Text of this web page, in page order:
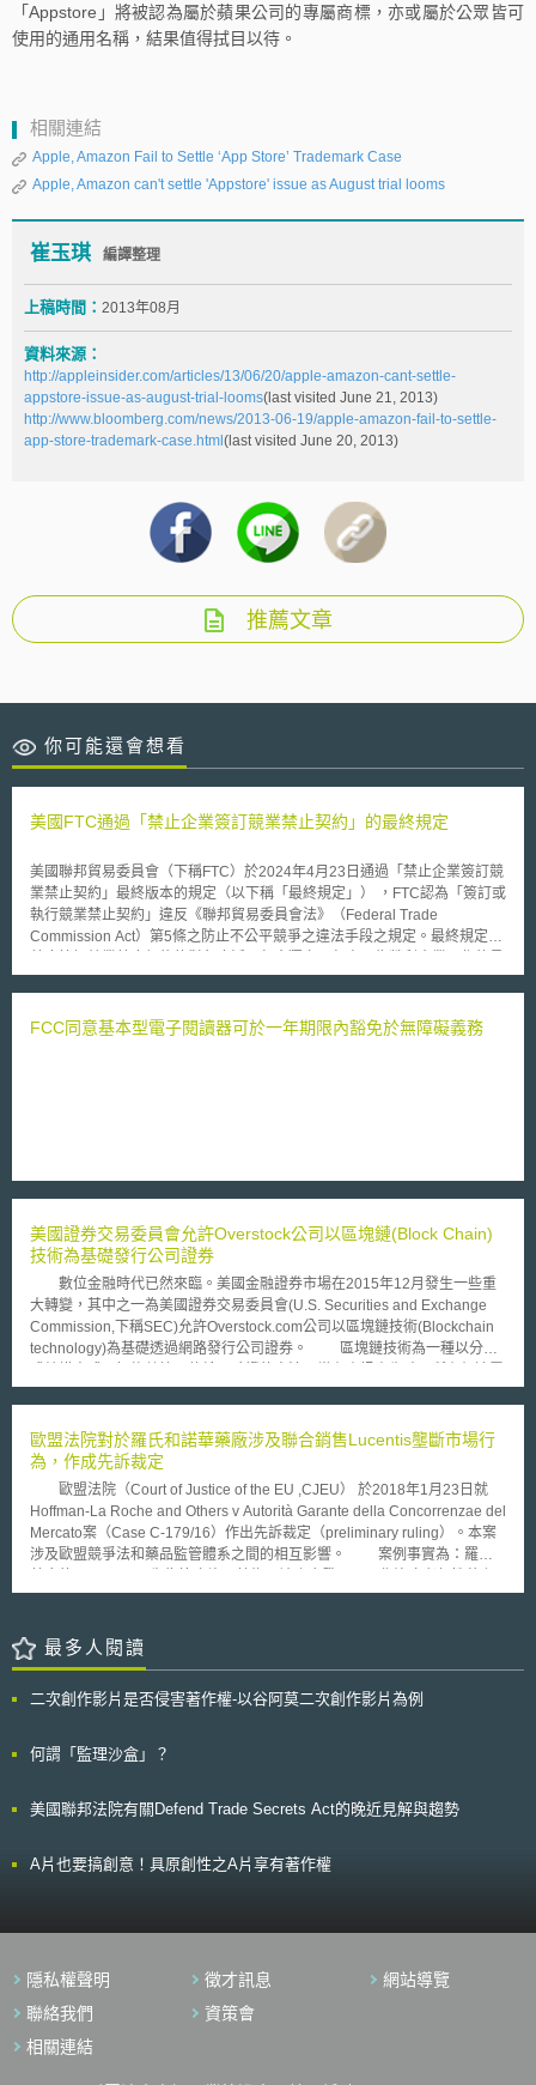
「Appstore」將被認為屬於蘋果公司的專屬商標，亦或屬於公眾皆可
使用的通用名稱，結果值得拭目以待。
相關連結
Apple, Amazon Fail to Settle ‘App Store’ Trademark Case
Apple, Amazon can't settle 'Appstore' issue as August trial looms
崔玉琪 編譯整理
上稿時間： 2013年08月
資料來源：
http://appleinsider.com/articles/13/06/20/apple-amazon-cant-settle-
appstore-issue-as-august-trial-looms(last visited June 21, 2013)
http://www.bloomberg.com/news/2013-06-19/apple-amazon-fail-to-settle-
app-store-trademark-case.html(last visited June 20, 2013)
推薦文章
你可能還會想看
美國FTC通過「禁止企業簽訂競業禁止契約」的最終規定
美國聯邦貿易委員會（下稱FTC）於2024年4月23日通過「禁止企業簽訂競
業禁止契約」最終版本的規定（以下稱「最終規定」） ，FTC認為「簽訂或
執行競業禁止契約」違反《聯邦貿易委員會法》（Federal Trade
Commission Act）第5條之防止不公平競爭之違法手段之規定。最終規定所
工，並將可能取代其他規範競業禁止契約效力之州法。不過，尚有部分情形
屬有效，而高階主管被定義為「年收入超過 151,164 美元（約新臺幣
關注。 為因應FTC大範圍禁止簽訂競業禁止契約之法制方向，建議公司可參
考資策會科法所發布之「營業秘密保護管理規範」以系統性方式檢視不同面
向的既有管理作法，如人員面、內容面等，以落實對於營業秘密的保護。 1.
關於文件的管理建議 先盤點紙本及數位機密文件；再設定文件之接觸權
限。 2.關於人員的管理建議 留意人員的智財教育訓練；人員的保密或智財
權歸屬契約，確保契約約定已納入公司想保護的機密資訊，比如客戶或供應
商名單及聯絡資訊、產品規格、製程等；以及離職管理。 本文同步刊登於
TIPS網站（https://www.tips.org.tw）。
FCC同意基本型電子閱讀器可於一年期限內豁免於無障礙義務
美國證券交易委員會允許Overstock公司以區塊鏈(Block Chain)
技術為基礎發行公司證券
數位金融時代已然來臨。美國金融證券市場在2015年12月發生一些重
大轉變，其中之一為美國證券交易委員會(U.S. Securities and Exchange
Commission,下稱SEC)允許Overstock.com公司以區塊鏈技術(Blockchain
technology)為基礎透過網路發行公司證券。 區塊鏈技術為一種以分散
腦會共同驗證該資訊之真實性。驗證該資料具真實性後會寫入區塊鏈，並產
可達到去中心化效果，以此降低資料遭駭客攻擊或竄改之風險，提升資訊安
全。 二、驗證機制：可提供所有參與者共同驗證資料真實性，打造安全可
合上述三點，區塊鏈技術受到市場極大的關注。為提升資訊安全與降低交易
成本及因應數位金融時代，金融業者嘗試將區塊鏈技術應用於股票、債券或
是有價證券交易市場，期望可完善金融交易環境。 雖然區塊鏈技術潛
在市場龐大，但Overstock公司也在向SEC申請允許以區塊鏈技術發行證券
交易，從中減少中間商控制市場的空間，並減少賣空之套利行為。 但
是，將區塊鏈技術應用於數位金融或許將衍生金融法規相關問題。因為金融
法規針對不同類型金融商品，有相關規範管制。若應用區塊鏈技術於相關金
主管機關須思考如何規範並控管市場。因此，金融法規將勢必隨之調整以符
歐盟法院對於羅氏和諾華藥廠涉及聯合銷售Lucentis壟斷市場行
為，作成先訴裁定
歐盟法院（Court of Justice of the EU ,CJEU） 於2018年1月23日就
Hoffman-La Roche and Others v Autorità Garante della Concorrenzae del
Mercato案（Case C-179/16）作出先訴裁定（preliminary ruling）。本案
涉及歐盟競爭法和藥品監管體系之間的相互影響。 案例事實為：羅氏
部病變（AMD），但並未經正式核准用於治療AMD，屬於仿單標示外藥物
治療 AMD的眼內注射藥物。 其中，諾華持有羅氏超過33%的股份，
Avastin雖與Lucentis作用機理相似，但Lucentis價格卻相對昂貴，銷售方式
響、降低Avastin的需求量及阻礙其分銷，雙方協議，對外聲稱兩種藥物含
的不實資訊。 2014年時，義大利競爭法主管機關（Autori tà Garante
European Union, TFEU）第101（1）條，因而裁罰兩家藥廠。 羅氏和
Court, Lazio）提起訴訟尋求救濟，遭到駁回；羅氏和諾華繼而向義大利國
務委員會（Council of State）提出上訴，義大利國務委員會將此案提交歐盟
合製造和銷售的規定，原則上屬於同一個相關市場。只要滿足其他要件，上
市許可藥物並不當然決定相關產品市場的範圍。 非競爭者之間的許可協議
目的並非限制任何一方對許可協議的商業自主權，而是為了影響監管機構和
最多人閱讀
二次創作影片是否侵害著作權-以谷阿莫二次創作影片為例
何謂「監理沙盒」？
美國聯邦法院有關Defend Trade Secrets Act的晚近見解與趨勢
A片也要搞創意！具原創性之A片享有著作權
隱私權聲明 徵才訊息
網站導覽
聯絡我們
資策會
相關連結